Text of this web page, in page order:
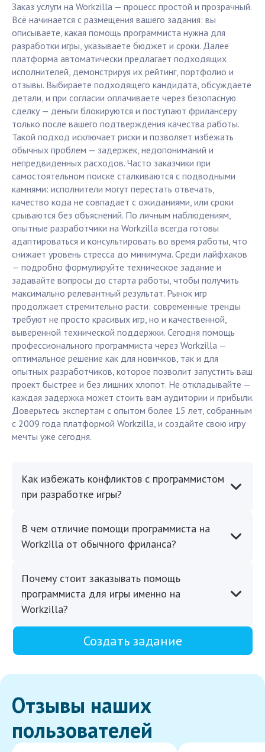
Заказ услуги на Workzilla — процесс простой и прозрачный.
Всё начинается с размещения вашего задания: вы
описываете, какая помощь программиста нужна для
разработки игры, указываете бюджет и сроки. Далее
платформа автоматически предлагает подходящих
исполнителей, демонстрируя их рейтинг, портфолио и
отзывы. Выбираете подходящего кандидата, обсуждаете
детали, и при согласии оплачиваете через безопасную
сделку — деньги блокируются и поступают фрилансеру
только после вашего подтверждения качества работы.
Такой подход исключает риски и позволяет избежать
обычных проблем — задержек, недопониманий и
непредвиденных расходов. Часто заказчики при
самостоятельном поиске сталкиваются с подводными
камнями: исполнители могут перестать отвечать,
качество кода не совпадает с ожиданиями, или сроки
срываются без объяснений. По личным наблюдениям,
опытные разработчики на Workzilla всегда готовы
адаптироваться и консультировать во время работы, что
снижает уровень стресса до минимума. Среди лайфхаков
— подробно формулируйте техническое задание и
задавайте вопросы до старта работы, чтобы получить
максимально релевантный результат. Рынок игр
продолжает стремительно расти: современные тренды
требуют не просто красивых игр, но и качественной,
выверенной технической поддержки. Сегодня помощь
профессионального программиста через Workzilla —
оптимальное решение как для новичков, так и для
опытных разработчиков, которое позволит запустить ваш
проект быстрее и без лишних хлопот. Не откладывайте —
каждая задержка может стоить вам аудитории и прибыли.
Доверьтесь экспертам с опытом более 15 лет, собранным
с 2009 года платформой Workzilla, и создайте свою игру
мечты уже сегодня.
Как избежать конфликтов с программистом
при разработке игры?
В чем отличие помощи программиста на
Workzilla от обычного фриланса?
Почему стоит заказывать помощь
программиста для игры именно на
Workzilla?
Создать задание
Отзывы наших
пользователей